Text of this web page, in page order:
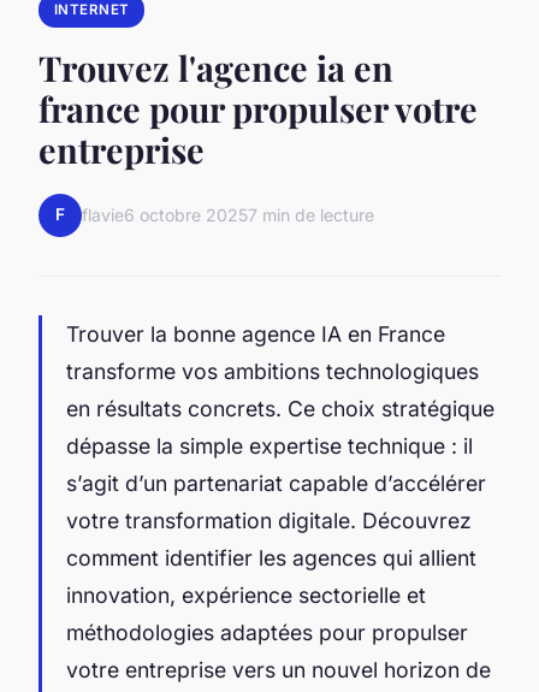
INTERNET
Trouvez l'agence ia en
france pour propulser votre
entreprise
F flavie6 octobre 20257 min de lecture
Trouver la bonne agence IA en France
transforme vos ambitions technologiques
en résultats concrets. Ce choix stratégique
dépasse la simple expertise technique : il
s’agit d’un partenariat capable d’accélérer
votre transformation digitale. Découvrez
comment identifier les agences qui allient
innovation, expérience sectorielle et
méthodologies adaptées pour propulser
votre entreprise vers un nouvel horizon de